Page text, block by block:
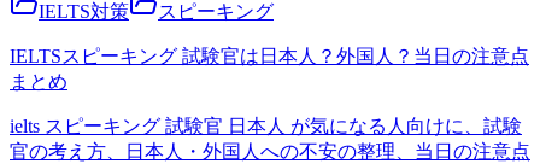
IELTS対策 スピーキング
IELTSスピーキング 試験官は日本人？外国人？当日の注意点
まとめ
ielts スピーキング 試験官 日本人 が気になる人向けに、試験
官の考え方、日本人・外国人への不安の整理、当日の注意点